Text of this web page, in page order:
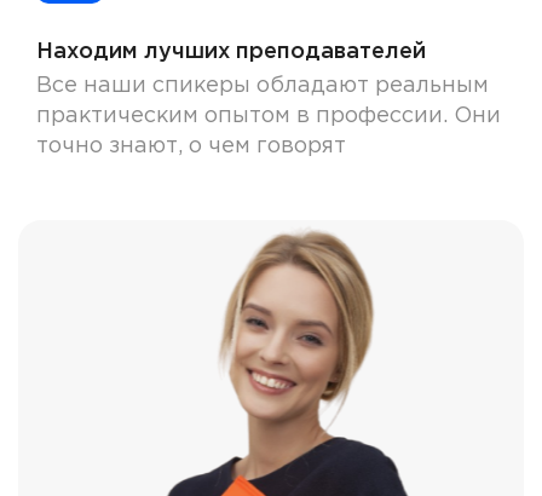
Находим лучших преподавателей
Все наши спикеры обладают реальным
практическим опытом в профессии. Они
точно знают, о чем говорят